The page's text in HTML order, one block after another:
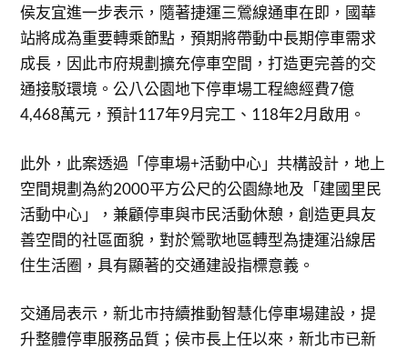
侯友宜進一步表示，隨著捷運三鶯線通車在即，國華
站將成為重要轉乘節點，預期將帶動中長期停車需求
成長，因此市府規劃擴充停車空間，打造更完善的交
通接駁環境。公八公園地下停車場工程總經費7億
4,468萬元，預計117年9月完工、118年2月啟用。
此外，此案透過「停車場+活動中心」共構設計，地上
空間規劃為約2000平方公尺的公園綠地及「建國里民
活動中心」，兼顧停車與市民活動休憩，創造更具友
善空間的社區面貌，對於鶯歌地區轉型為捷運沿線居
住生活圈，具有顯著的交通建設指標意義。
交通局表示，新北市持續推動智慧化停車場建設，提
升整體停車服務品質；侯市長上任以來，新北市已新